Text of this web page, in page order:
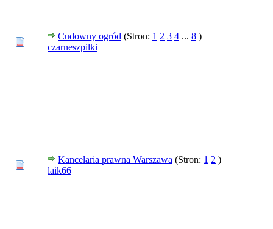
Cudowny ogród (Stron: 1 2 3 4 ... 8 )
czarneszpilki
Kancelaria prawna Warszawa (Stron: 1 2 )
laik66